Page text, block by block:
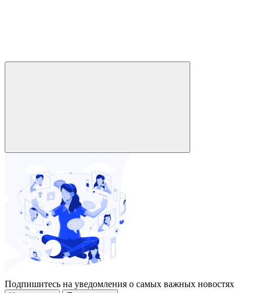
Подпишитесь на уведомления о самых важных новостях